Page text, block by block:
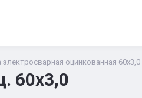
электросварная оцинкованная 60х3,0
60х3,0